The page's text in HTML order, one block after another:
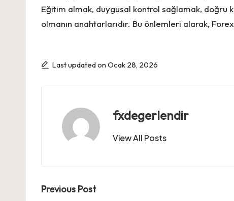
Eğitim almak, duygusal kontrol sağlamak, doğru
olmanın anahtarlarıdır. Bu önlemleri alarak,
Last updated on Ocak 28, 2026
fxdegerlendir
View All Posts
Post
Previous Post